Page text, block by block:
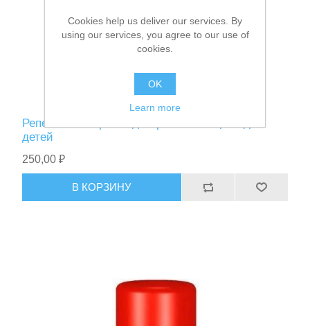
Репеллент Рефтамид Бережная Защита для
детей
250,00 ₽
В КОРЗИНУ
Cookies help us deliver our services. By
using our services, you agree to our use of
cookies.
OK
Learn more